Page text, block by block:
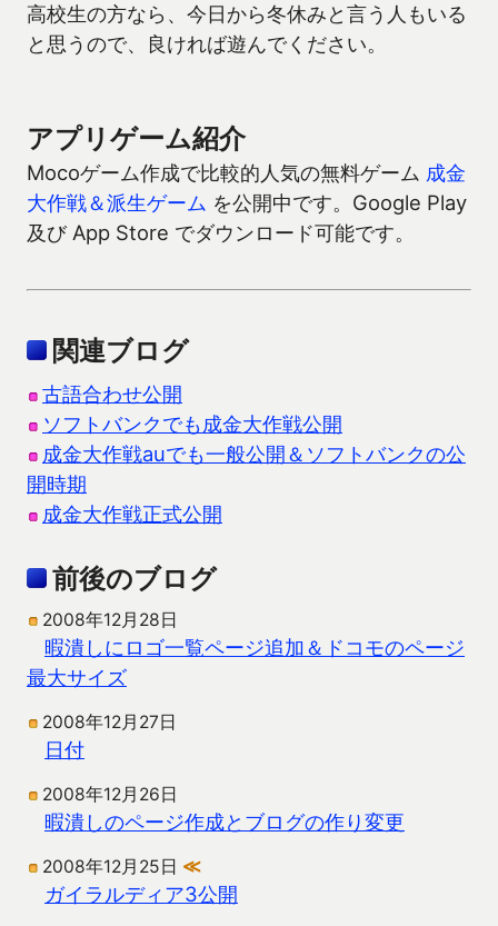
高校生の方なら、今日から冬休みと言う人もいる
と思うので、良ければ遊んでください。
アプリゲーム紹介
Mocoゲーム作成で比較的人気の無料ゲーム 成金
大作戦＆派生ゲーム を公開中です。Google Play
及び App Store でダウンロード可能です。
関連ブログ
古語合わせ公開
ソフトバンクでも成金大作戦公開
成金大作戦auでも一般公開＆ソフトバンクの公
開時期
成金大作戦正式公開
前後のブログ
2008年12月28日
暇潰しにロゴ一覧ページ追加＆ドコモのページ
最大サイズ
2008年12月27日
日付
2008年12月26日
暇潰しのページ作成とブログの作り変更
2008年12月25日 ≪
ガイラルディア3公開